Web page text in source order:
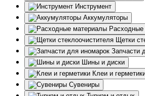
Инструмент
Аккумуляторы
Щетки
Запчасти
Шины и диски
Клеи и
Сувениры